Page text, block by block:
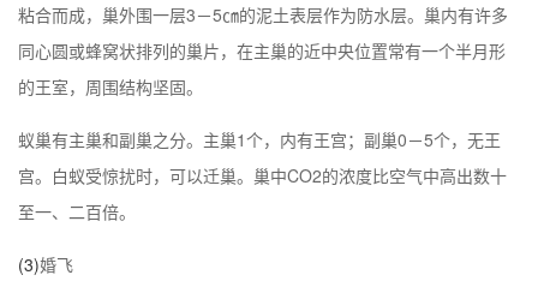
粘合而成，巢外围一层3－5㎝的泥土表层作为防水层。巢内有许多
同心圆或蜂窝状排列的巢片，在主巢的近中央位置常有一个半月形
的王室，周围结构坚固。
蚁巢有主巢和副巢之分。主巢1个，内有王宫；副巢0－5个，无王
宫。白蚁受惊扰时，可以迁巢。巢中CO2的浓度比空气中高出数十
至一、二百倍。
(3)婚飞